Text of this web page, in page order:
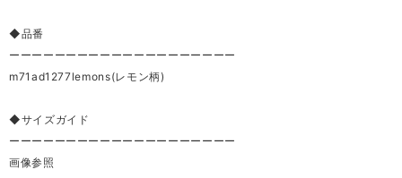
◆品番
ーーーーーーーーーーーーーーーーーーーー
m71ad1277lemons(レモン柄)
◆サイズガイド
ーーーーーーーーーーーーーーーーーーーー
画像参照